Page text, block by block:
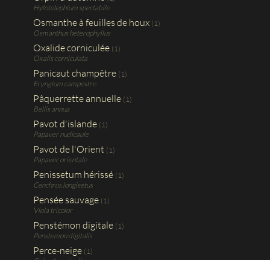
Hylotelephium spectabile
Osmanthe à feuilles de houx (1)
Osmanthus heterophyllus
Oxalide corniculée (1)
Oxalis corniculata
Panicaut champêtre (1)
Eryngium campestre
Pâquerrette annuelle (1)
Bellis annua
Pavot d'islande (1)
Papaver nudicaule
Pavot de l'Orient (1)
Papaver orientale
Penissetum hérissé (1)
Cenchrus longisetus
Pensée sauvage (1)
Viola tricolor
Penstémon digitale (1)
Penstemon digitalis
Perce-neige (1)